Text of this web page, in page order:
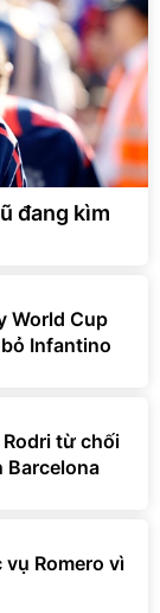
đang kìm
World Cup
Infantino
từ chối
Barcelona
Romero vì